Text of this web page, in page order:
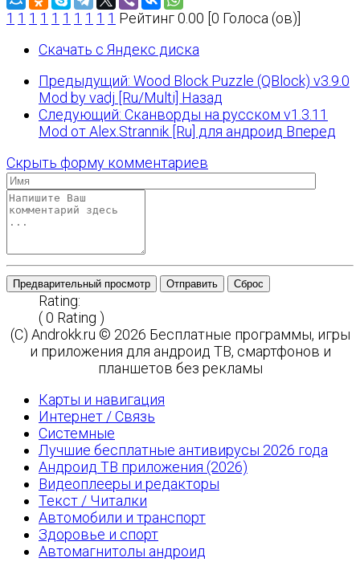
1 1 1 1 1 1 1 1 1 1 Рейтинг 0.00 [0 Голоса (ов)]
Скачать с Яндекс диска
Предыдущий: Wood Block Puzzle (QBlock) v3.9.0
Mod by vadj [Ru/Multi] Назад
Следующий: Сканворды на русском v1.3.11
Mod от Alex.Strannik [Ru] для андроид Вперед
Скрыть форму комментариев
Предварительный просмотр Отправить Сброс
Rating:
( 0 Rating )
(C) Androkk.ru © 2026 Бесплатные программы, игры
и приложения для андроид ТВ, смартфонов и
планшетов без рекламы
Карты и навигация
Интернет / Связь
Системные
Лучшие бесплатные антивирусы 2026 года
Андроид ТВ приложения (2026)
Видеоплееры и редакторы
Текст / Читалки
Автомобили и транспорт
Здоровье и спорт
Автомагнитолы андроид